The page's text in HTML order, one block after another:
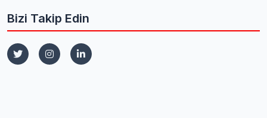
Bizi Takip Edin